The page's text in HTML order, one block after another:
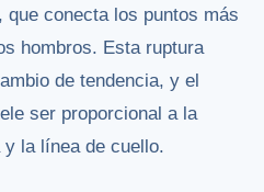
, que conecta los puntos más
hombros. Esta ruptura
de tendencia, y el
ser proporcional a la
la línea de cuello.